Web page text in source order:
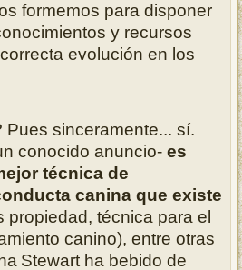
formemos para disponer
y recursos
evolución en los
sinceramente... sí.
conocido anuncio-es
técnica de
canina que existe
propiedad, técnica para el
canino), entre otras
Stewart ha bebido de